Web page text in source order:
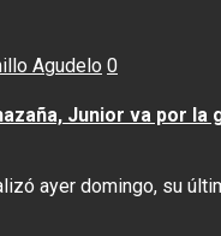
Agudelo 0
Junior va por la
ayer domingo, su